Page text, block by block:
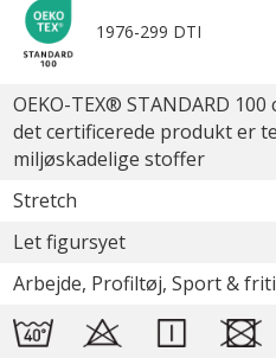
1976-299 DTI
OEKO-TEX® STANDARD
det certificerede produkt er
miljøskadelige stoffer
Stretch
Let figursyet
Arbejde, Profiltøj, Sport &